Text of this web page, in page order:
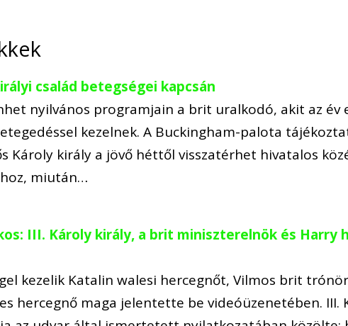
család betegségei kapcsán
nyilvános programjain a brit uralkodó, akit az év
kezelnek. A Buckingham-palota
Károly király a jövő héttől visszatérhet hivatalos
miután…
III. Károly király, a brit miniszterelnök és Harry
kezelik Katalin walesi hercegnőt, Vilmos brit
hercegnő maga jelentette be videóüzenetében. III.